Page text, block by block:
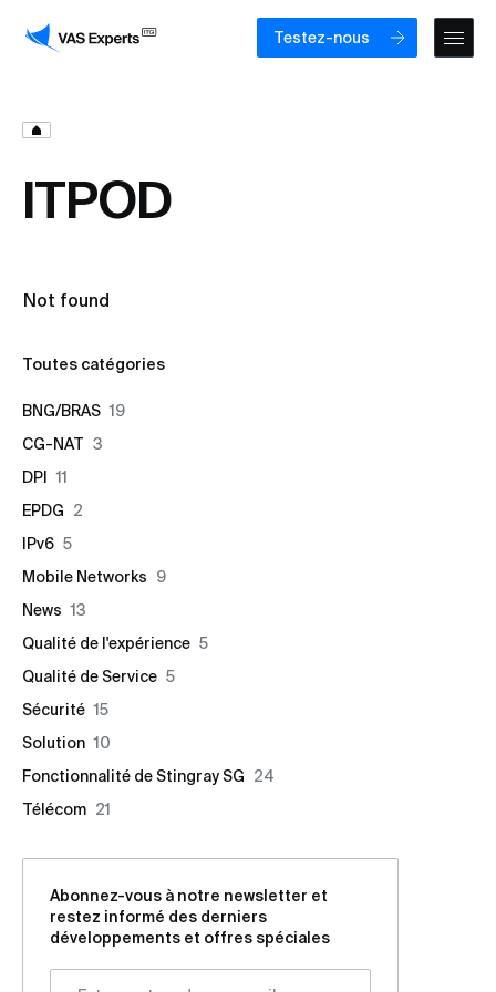
Testez-nous
ITPOD
Not found
Toutes catégories
BNG/BRAS 19
CG-NAT 3
DPI
11
EPDG
2
IPv6 5
Mobile Networks
9
News 13
Qualité de l'expérience 5
Qualité de Service 5
Sécurité 15
Solution 10
Fonctionnalité de Stingray SG
24
Télécom 21
Abonnez-vous à notre newsletter et
restez informé des derniers
développements et offres spéciales